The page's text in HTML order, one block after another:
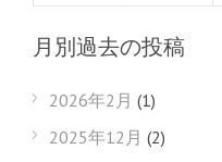
月別過去の投稿
2026年2月 (1)
2025年12月 (2)